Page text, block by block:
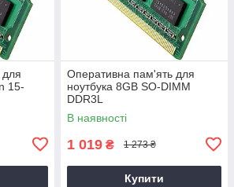
15-
Оперативна пам'ять для
ноутбука 8GB SO-DIMM
DDR3L
В наявності
1 019 ₴ 1 273 ₴
Купити